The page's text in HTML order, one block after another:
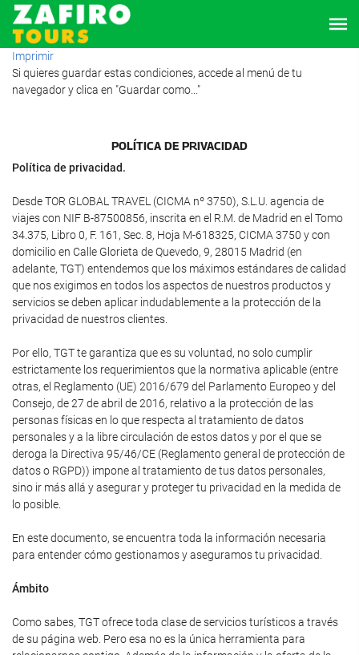
Imprimir
Si quieres guardar estas condiciones, accede al menú de tu
navegador y clica en "Guardar como..."
POLÍTICA DE PRIVACIDAD
Política de privacidad.
Desde TOR GLOBAL TRAVEL (CICMA nº 3750), S.L.U. agencia de
viajes con NIF B-87500856, inscrita en el R.M. de Madrid en el Tomo
34.375, Libro 0, F. 161, Sec. 8, Hoja M-618325, CICMA 3750 y con
domicilio en Calle Glorieta de Quevedo, 9, 28015 Madrid (en
adelante, TGT) entendemos que los máximos estándares de calidad
que nos exigimos en todos los aspectos de nuestros productos y
servicios se deben aplicar indudablemente a la protección de la
privacidad de nuestros clientes.
Por ello, TGT te garantiza que es su voluntad, no solo cumplir
estrictamente los requerimientos que la normativa aplicable (entre
otras, el Reglamento (UE) 2016/679 del Parlamento Europeo y del
Consejo, de 27 de abril de 2016, relativo a la protección de las
personas físicas en lo que respecta al tratamiento de datos
personales y a la libre circulación de estos datos y por el que se
deroga la Directiva 95/46/CE (Reglamento general de protección de
datos o RGPD)) impone al tratamiento de tus datos personales,
sino ir más allá y asegurar y proteger tu privacidad en la medida de
lo posible.
En este documento, se encuentra toda la información necesaria
para entender cómo gestionamos y aseguramos tu privacidad.
Ámbito
Como sabes, TGT ofrece toda clase de servicios turísticos a través
de su página web. Pero esa no es la única herramienta para